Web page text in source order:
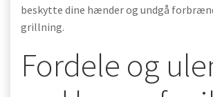
beskytte dine hænder og undgå
grillning.
Fordele og